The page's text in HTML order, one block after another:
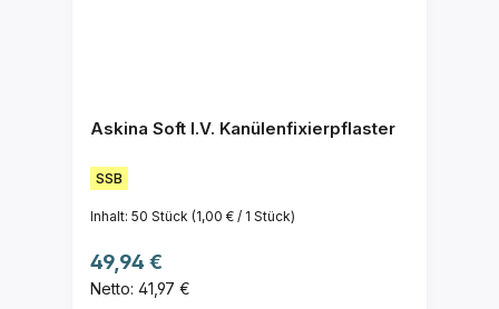
Askina Soft I.V. Kanülenfixierpflaster
SSB
Inhalt: 50 Stück (1,00 € / 1 Stück)
Regulärer Preis:
49,94 €
Netto: 41,97 €